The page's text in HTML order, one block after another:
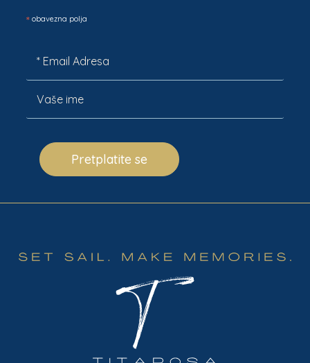
*obavezna polja
Pretplatite se